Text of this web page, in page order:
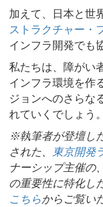
加えて、日本と世
ストラクチャー・
インフラ開発でも
私たちは、障がい
インフラ環境を作
ジョンへのさらな
れていくでしょう。
※執筆者が登壇し
された、 東京開発
ナーシップ主催の
の重要性に特化し
こちらからご覧い